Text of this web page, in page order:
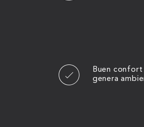
Buen
genera